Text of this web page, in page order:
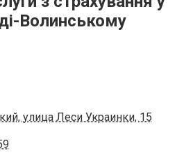
Волинському
улица Леси Украинки, 15